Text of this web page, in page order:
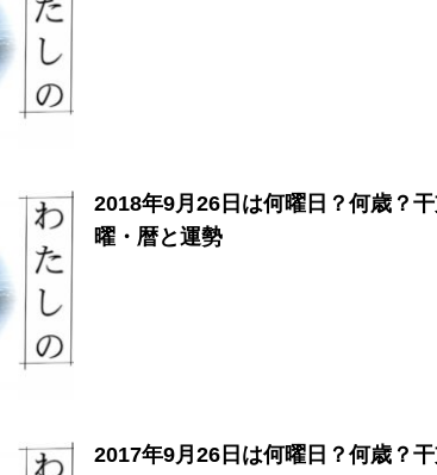
2018年9月26日は何曜日？何歳？
曜・暦と運勢
2017年9月26日は何曜日？何歳？